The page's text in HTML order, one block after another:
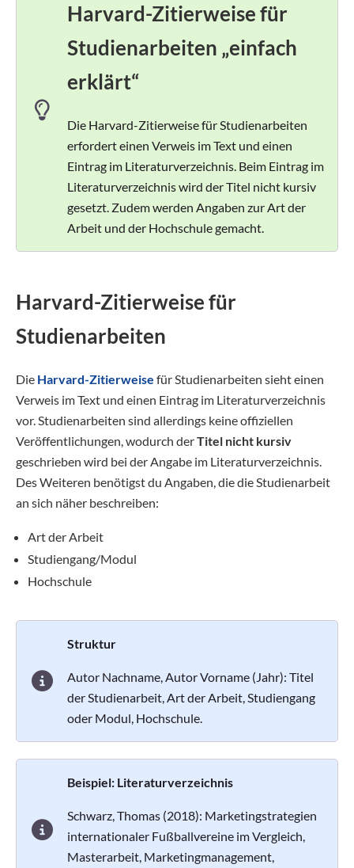
Harvard-Zitierweise für
Studienarbeiten „einfach
erklärt“
Die Harvard-Zitierweise für Studienarbeiten
erfordert einen Verweis im Text und einen
Eintrag im Literaturverzeichnis. Beim Eintrag im
Literaturverzeichnis wird der Titel nicht kursiv
gesetzt. Zudem werden Angaben zur Art der
Arbeit und der Hochschule gemacht.
Harvard-Zitierweise für
Studienarbeiten
Die Harvard-Zitierweise für Studienarbeiten sieht einen
Verweis im Text und einen Eintrag im Literaturverzeichnis
vor. Studienarbeiten sind allerdings keine offiziellen
Veröffentlichungen, wodurch derTitel nicht kursiv
geschrieben wird bei der Angabe im Literaturverzeichnis.
Des Weiteren benötigst du Angaben, die die Studienarbeit
an sich näher beschreiben:
Art der Arbeit
Studiengang/Modul
Hochschule
Struktur
Autor Nachname, Autor Vorname (Jahr): Titel
der Studienarbeit, Art der Arbeit, Studiengang
oder Modul, Hochschule.
Beispiel: Literaturverzeichnis
Schwarz, Thomas (2018): Marketingstrategien
internationaler Fußballvereine im Vergleich,
Masterarbeit, Marketingmanagement,